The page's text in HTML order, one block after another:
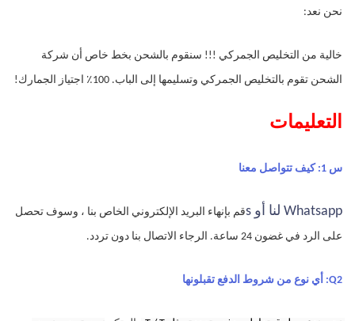
نحن نعد:
خالية من التخليص الجمركي !!! سنقوم بالشحن بخط خاص أن شركة
الشحن تقوم بالتخليص الجمركي وتسليمها إلى الباب. 100٪ اجتياز الجمارك!
التعليمات
س 1: كيف تتواصل معنا
Whatsapp لنا أو s
على الرد في غضون 24 ساعة. الرجاء الاتصال بنا دون تردد.
Q2: أي نوع من شروط الدفع تقبلونها